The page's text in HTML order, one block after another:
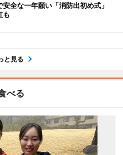
安全な一年願い「消防出初め式」
も
と見る
べる